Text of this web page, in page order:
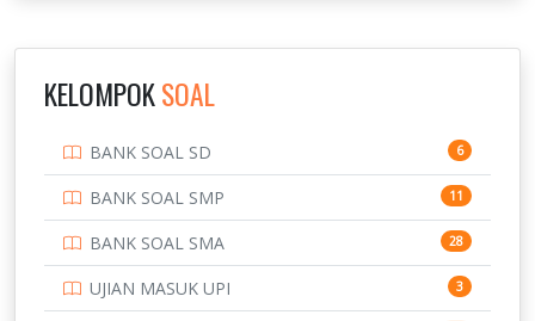
3
169
7
PTDI STTD 4
KELOMPOKSOAL
BANK SOAL SD 6
BANK SOAL SMP 11
BANK SOAL SMA 28
UJIAN MASUK UPI 3